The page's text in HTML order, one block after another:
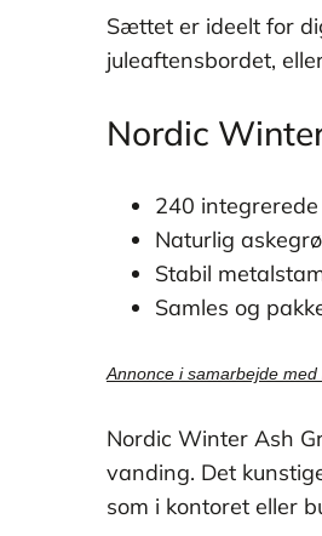
Sættet er ideelt for
juleaftensbordet,
Nordic
240
Naturlig
Stabil
Samles og
Annonce i samarbejde med
Nordic Winter Ash
vanding. Det
som i kontoret eller